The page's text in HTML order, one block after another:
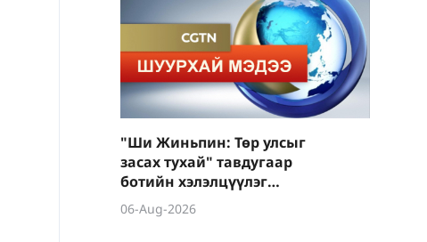
"Ши Жиньпин: Төр улсыг
засах тухай" тавдугаар
ботийн хэлэлцүүлэг
боллоо
06-Aug-2026